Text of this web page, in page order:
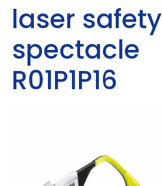
laser safety
spectacle
R01P1P16